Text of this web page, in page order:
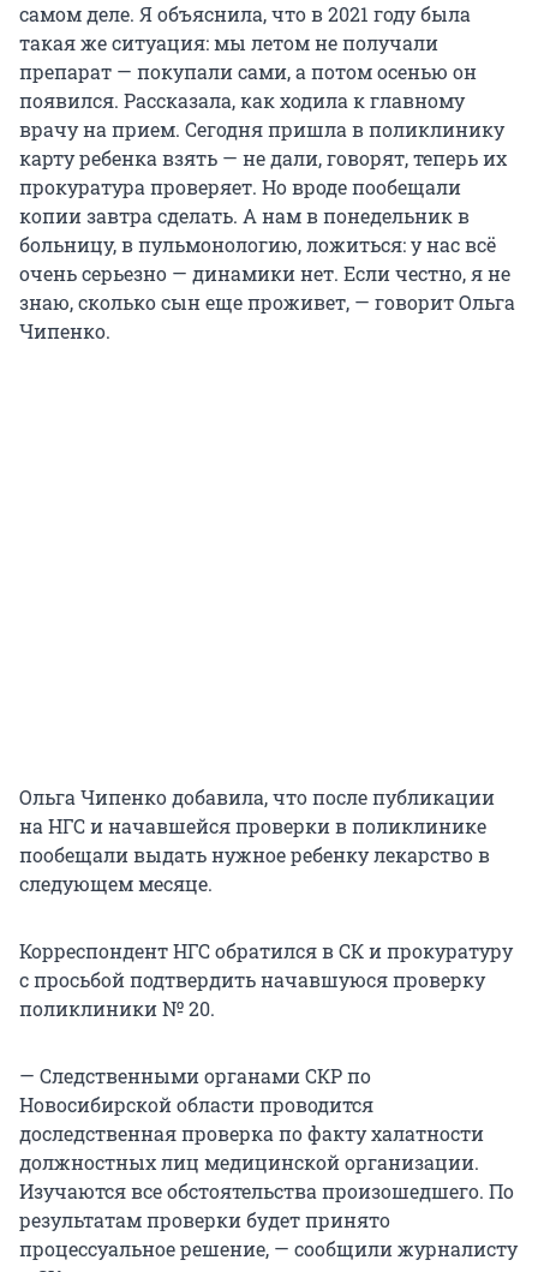
самом деле. Я объяснила, что в 2021 году была
такая же ситуация: мы летом не получали
препарат — покупали сами, а потом осенью он
появился. Рассказала, как ходила к главному
врачу на прием. Сегодня пришла в поликлинику
карту ребенка взять — не дали, говорят, теперь их
прокуратура проверяет. Но вроде пообещали
копии завтра сделать. А нам в понедельник в
больницу, в пульмонологию, ложиться: у нас всё
очень серьезно — динамики нет. Если честно, я не
знаю, сколько сын еще проживет, — говорит Ольга
Чипенко.
Ольга Чипенко добавила, что после публикации
на НГС и начавшейся проверки в поликлинике
пообещали выдать нужное ребенку лекарство в
следующем месяце.
Корреспондент НГС обратился в СК и прокуратуру
с просьбой подтвердить начавшуюся проверку
поликлиники № 20.
— Следственными органами СКР по
Новосибирской области проводится
доследственная проверка по факту халатности
должностных лиц медицинской организации.
Изучаются все обстоятельства произошедшего. По
результатам проверки будет принято
процессуальное решение, — сообщили журналисту